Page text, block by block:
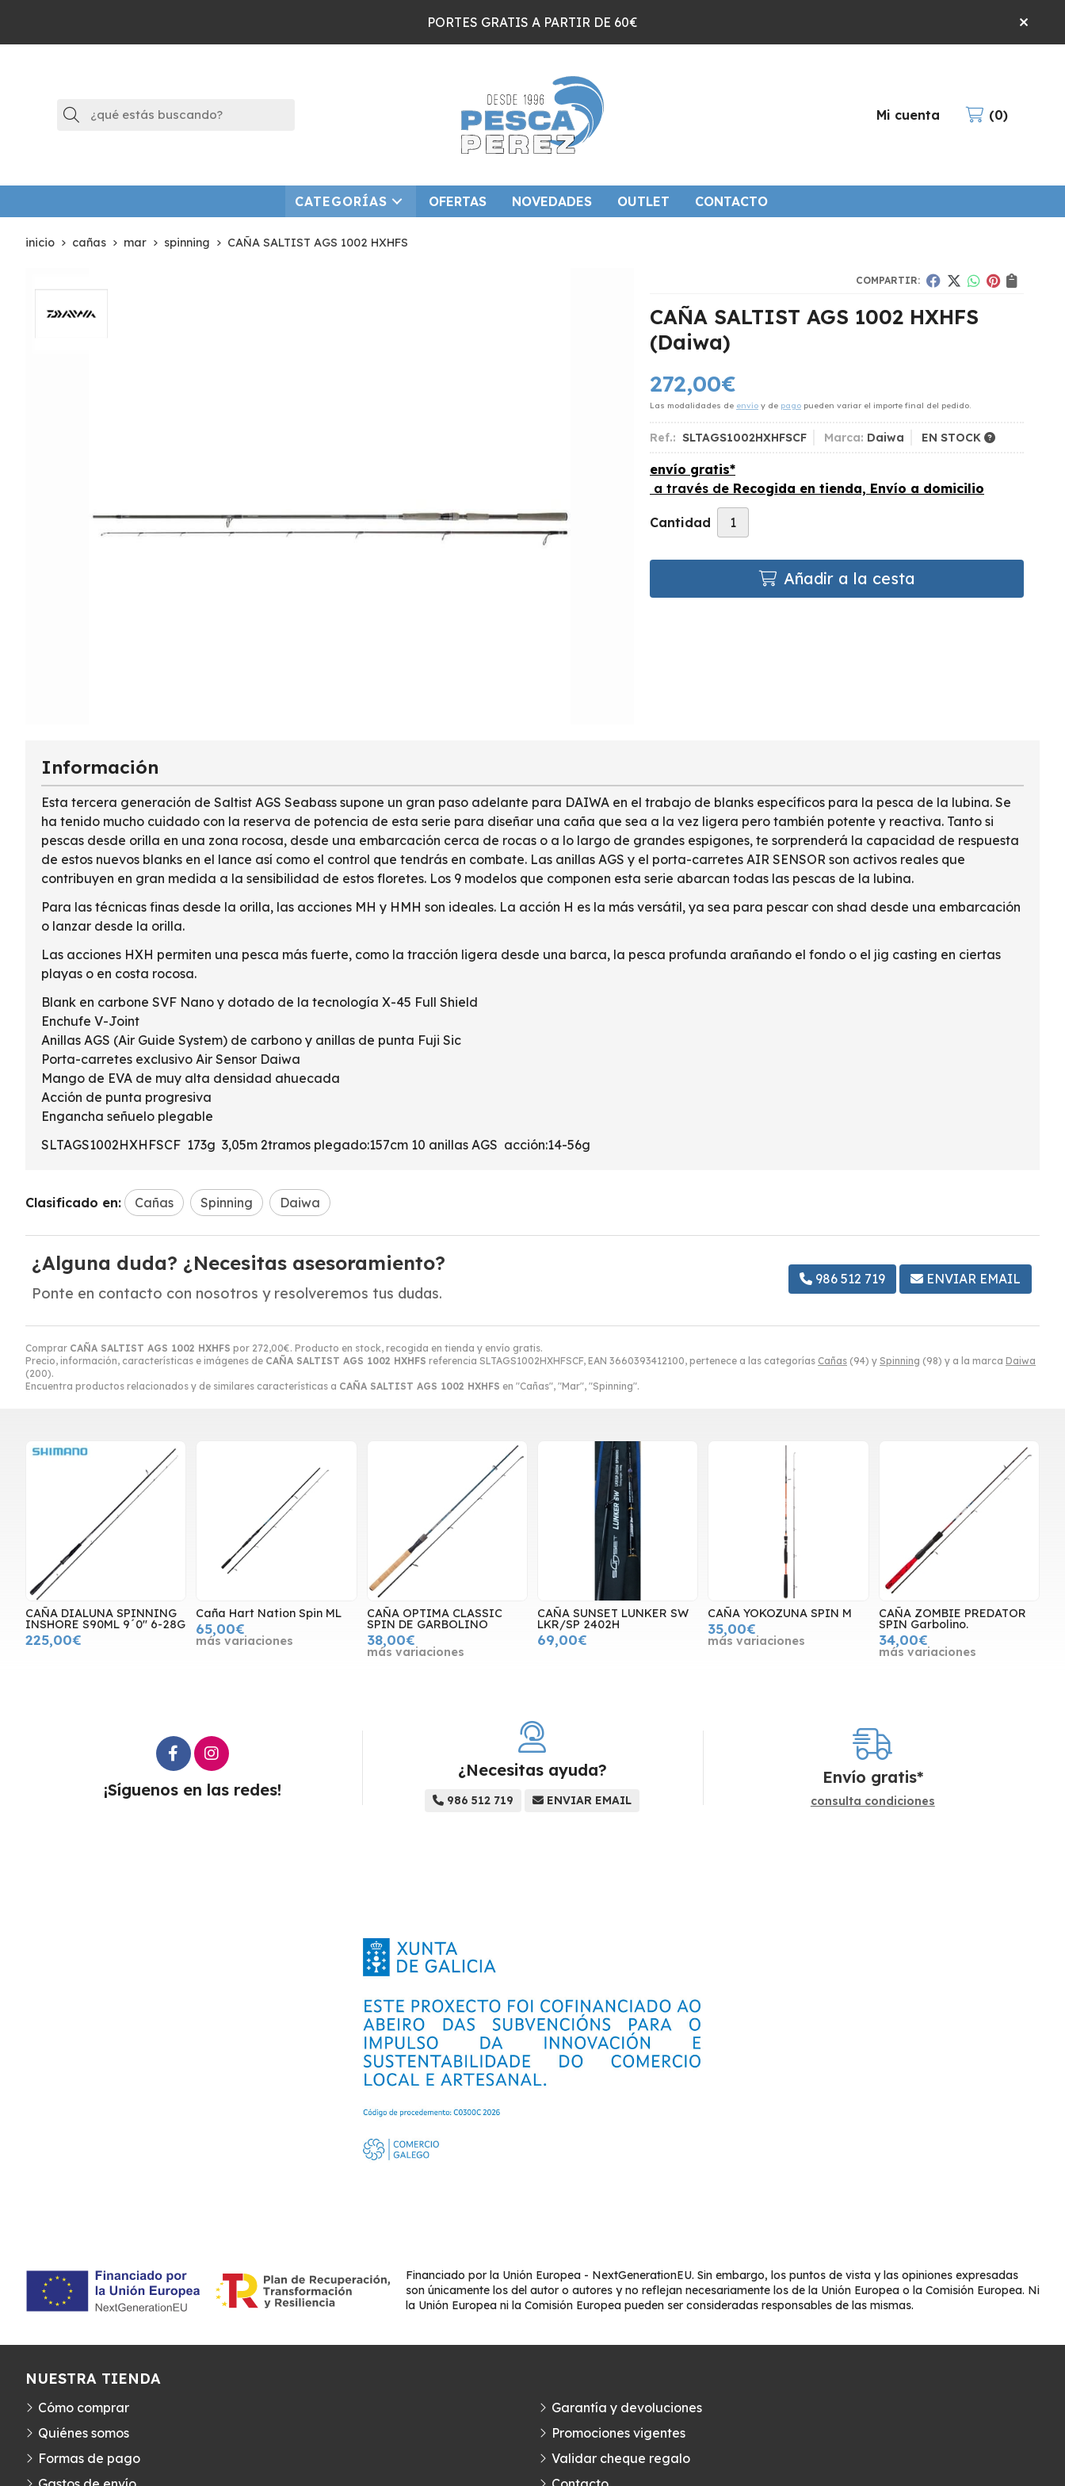
PORTES GRATIS A PARTIR DE 60€
Buscar Mi cuenta 0
CATEGORÍAS OFERTAS NOVEDADES OUTLET CONTACTO
inicio cañas mar spinning CAÑA SALTIST AGS 1002 HXHFS
COMPARTIR:
CAÑA SALTIST AGS 1002 HXHFS
(Daiwa)
272,00€
Las modalidades de envío y de pago pueden variar el importe final del pedido.
Ref.: SLTAGS1002HXHFSCF Marca: Daiwa EN STOCK
envío gratis*
a través de Recogida en tienda, Envío a domicilio
Cantidad
Añadir a la cesta
Comprar CAÑA SALTIST AGS 1002 HXHFS por 272,00€. Producto en stock, recogida en tienda y envío gratis.
Precio, información, características e imágenes de CAÑA SALTIST AGS 1002 HXHFS referencia SLTAGS1002HXHFSCF, EAN 3660393412100, pertenece a las categorías Cañas (94) y Spinning (98) y a la marca Daiwa
(200).
Encuentra productos relacionados y de similares características a CAÑA SALTIST AGS 1002 HXHFS en "Cañas", "Mar", "Spinning".
Información
Esta tercera generación de Saltist AGS Seabass supone un gran paso adelante para DAIWA en el trabajo de blanks específicos para la pesca de la lubina. Se
ha tenido mucho cuidado con la reserva de potencia de esta serie para diseñar una caña que sea a la vez ligera pero también potente y reactiva. Tanto si
pescas desde orilla en una zona rocosa, desde una embarcación cerca de rocas o a lo largo de grandes espigones, te sorprenderá la capacidad de respuesta
de estos nuevos blanks en el lance así como el control que tendrás en combate. Las anillas AGS y el porta-carretes AIR SENSOR son activos reales que
contribuyen en gran medida a la sensibilidad de estos floretes. Los 9 modelos que componen esta serie abarcan todas las pescas de la lubina.
Para las técnicas finas desde la orilla, las acciones MH y HMH son ideales. La acción H es la más versátil, ya sea para pescar con shad desde una embarcación
o lanzar desde la orilla.
Las acciones HXH permiten una pesca más fuerte, como la tracción ligera desde una barca, la pesca profunda arañando el fondo o el jig casting en ciertas
playas o en costa rocosa.
Blank en carbone SVF Nano y dotado de la tecnología X-45 Full Shield
Enchufe V-Joint
Anillas AGS (Air Guide System) de carbono y anillas de punta Fuji Sic
Porta-carretes exclusivo Air Sensor Daiwa
Mango de EVA de muy alta densidad ahuecada
Acción de punta progresiva
Engancha señuelo plegable
SLTAGS1002HXHFSCF 173g 3,05m 2tramos plegado:157cm 10 anillas AGS acción:14-56g
Clasificado en: Cañas Spinning Daiwa
¿Alguna duda? ¿Necesitas asesoramiento?
Ponte en contacto con nosotros y resolveremos tus dudas.
986 512 719 ENVIAR EMAIL
CAÑA DIALUNA SPINNING
INSHORE S90ML 9´0" 6-28G
225,00€
Caña Hart Nation Spin ML
65,00€
más variaciones
CAÑA OPTIMA CLASSIC
SPIN DE GARBOLINO
38,00€
más variaciones
CAÑA SUNSET LUNKER SW
LKR/SP 2402H
69,00€
CAÑA YOKOZUNA SPIN M
35,00€
más variaciones
CAÑA ZOMBIE PREDATOR
SPIN Garbolino.
34,00€
más variaciones
¡Síguenos en las redes!
¿Necesitas ayuda?
986 512 719 ENVIAR EMAIL
Envío gratis*
consulta condiciones
Financiado por la Unión Europea - NextGenerationEU. Sin embargo, los puntos de vista y las opiniones expresadas
son únicamente los del autor o autores y no reflejan necesariamente los de la Unión Europea o la Comisión Europea. Ni
la Unión Europea ni la Comisión Europea pueden ser consideradas responsables de las mismas.
NUESTRA TIENDA
Cómo comprar
Quiénes somos
Formas de pago
Garantía y devoluciones
Promociones vigentes
Validar cheque regalo